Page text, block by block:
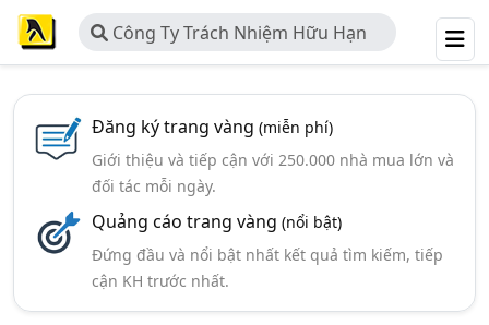
Công Ty Trách Nhiệm Hữu Hạn
Dịch Vụ Kỹ Thuật Quang Khánh
Đăng ký trang vàng (miễn phí)
Giới thiệu và tiếp cận với 250.000 nhà mua lớn và
đối tác mỗi ngày.
Quảng cáo trang vàng (nổi bật)
Đứng đầu và nổi bật nhất kết quả tìm kiếm, tiếp
cận KH trước nhất.